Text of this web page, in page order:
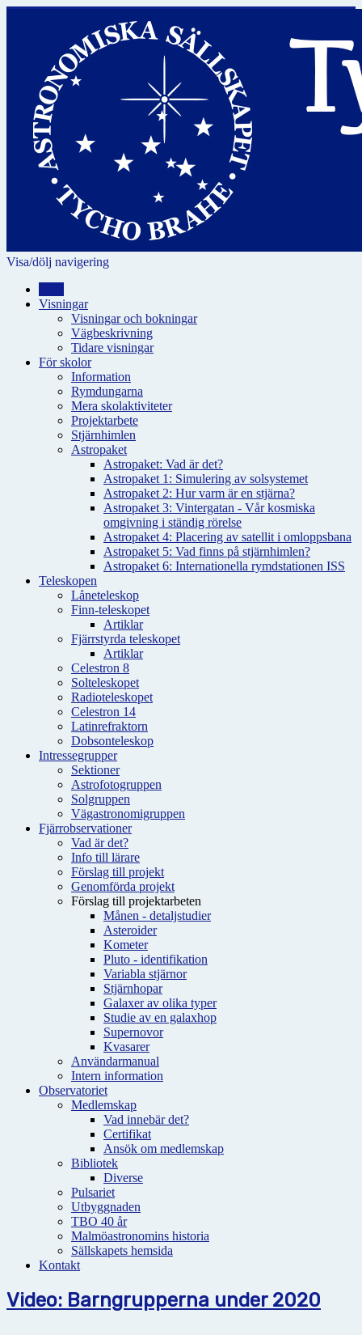
Visa/dölj navigering
Visningar
Visningar och bokningar
Vägbeskrivning
Tidare visningar
För skolor
Information
Rymdungarna
Mera skolaktiviteter
Projektarbete
Stjärnhimlen
Astropaket
Astropaket: Vad är det?
Astropaket 1: Simulering av solsystemet
Astropaket 2: Hur varm är en stjärna?
Astropaket 3: Vintergatan - Vår kosmiska
omgivning i ständig rörelse
Astropaket 4: Placering av satellit i omloppsbana
Astropaket 5: Vad finns på stjärnhimlen?
Astropaket 6: Internationella rymdstationen ISS
Teleskopen
Låneteleskop
Finn-teleskopet
Artiklar
Fjärrstyrda teleskopet
Artiklar
Celestron 8
Solteleskopet
Radioteleskopet
Celestron 14
Latinrefraktorn
Dobsonteleskop
Intressegrupper
Sektioner
Astrofotogruppen
Solgruppen
Vägastronomigruppen
Fjärrobservationer
Vad är det?
Info till lärare
Förslag till projekt
Genomförda projekt
Förslag till projektarbeten
Månen - detaljstudier
Asteroider
Kometer
Pluto - identifikation
Variabla stjärnor
Stjärnhopar
Galaxer av olika typer
Studie av en galaxhop
Supernovor
Kvasarer
Användarmanual
Intern information
Observatoriet
Medlemskap
Vad innebär det?
Certifikat
Ansök om medlemskap
Bibliotek
Diverse
Pulsariet
Utbyggnaden
TBO 40 år
Malmöastronomins historia
Sällskapets hemsida
Kontakt
Video: Barngrupperna under 2020